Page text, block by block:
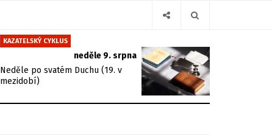
KAZATELSKÝ CYKLUS
neděle 9. srpna
Neděle po svatém Duchu (19. v
mezidobí)